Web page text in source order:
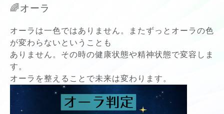
🌈オーラ
オーラは一色ではありません。またずっとオーラの色
が変わらないということも
ありません。その時の健康状態や精神状態で変容しま
す。
オーラを整えることで未来は変わります。